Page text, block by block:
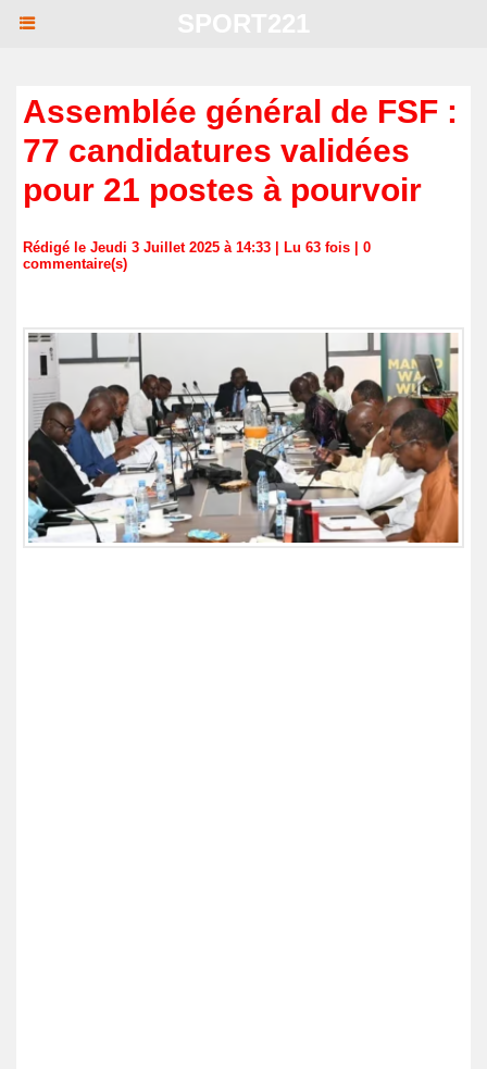
Assemblée général de FSF :
77 candidatures validées
pour 21 postes à pourvoir
Rédigé le Jeudi 3 Juillet 2025 à 14:33 | Lu 63 fois | 0
commentaire(s)